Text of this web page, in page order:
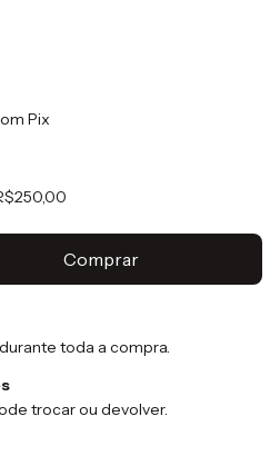
Pix
toda a compra.
trocar ou devolver.